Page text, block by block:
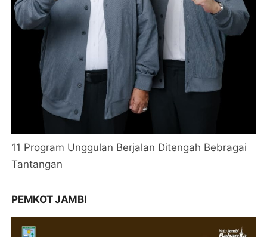
11 Program Unggulan Berjalan Ditengah Bebragai
Tantangan
PEMKOT JAMBI